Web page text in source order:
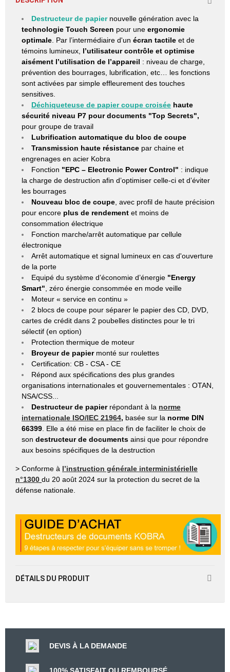
Destructeur de papier nouvelle génération avec la
technologie Touch Screen pour une ergonomie
optimale . Par l’intermédiaire d'un écran tactile et de
témoins lumineux, l’utilisateur contrôle et optimise
aisément l’utilisation de l’appareil : niveau de charge,
prévention des bourrages, lubrification, etc… les fonctions
sont activées par simple effleurement des touches
sensitives.
Déchiqueteuse de papiercoupe croisée haute
sécurité niveau P7 pour documents "Top Secrets",
pour groupe de travail
Lubrification automatique du bloc de coupe
Transmission haute résistance par chaine et
engrenages en acier Kobra
Fonction "EPC – Electronic Power Control" : indique
la charge de destruction afin d’optimiser celle-ci et d’éviter
les bourrages
Nouveau bloc de coupe , avec profil de haute précision
pour encore plus de rendement et moins de
consommation électrique
Fonction marche/arrêt automatique par cellule
électronique
Arrêt automatique et signal lumineux en cas d'ouverture
de la porte
Equipé du système d’économie d’énergie "Energy
Smart" , zéro énergie consommée en mode veille
Moteur « service en continu »
2 blocs de coupe pour séparer le papier des CD, DVD,
cartes de crédit dans 2 poubelles distinctes pour le tri
sélectif (en option)
Protection thermique de moteur
Broyeur de papiermonté sur roulettes
Certification: CB - CSA - CE
Répond aux spécifications des plus grandes
organisations internationales et gouvernementales : OTAN,
NSA/CSS...
Destructeur de papierrépondant à la norme
internationale ISO/IEC 21964, basée sur la norme DIN
66399 . Elle a été mise en place fin de faciliter le choix de
son destructeur de documents ainsi que pour répondre
aux besoins spécifiques de la destruction
> Conforme à l’instruction générale interministérielle
n°1300 du 20 août 2024 sur la protection du secret de la
défense nationale.
DÉTAILS DU PRODUIT
DEVIS À LA DEMANDE
100% SATISFAIT OU REMBOURSÉ